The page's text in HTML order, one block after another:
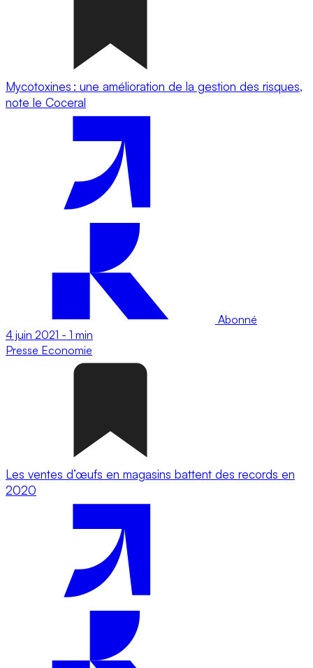
Mycotoxines : une amélioration de la gestion des risques,
note le Coceral
Abonné
4 juin 2021 - 1 min
Presse Economie
Les ventes d’œufs en magasins battent des records en
2020